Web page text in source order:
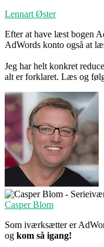
Lennart Øster
Efter at have læst bogen
AdWords konto også at
Jeg har helt konkret
alt er forklaret. Læs og
Casper Blom
Som iværksætter er
og kom så igang!